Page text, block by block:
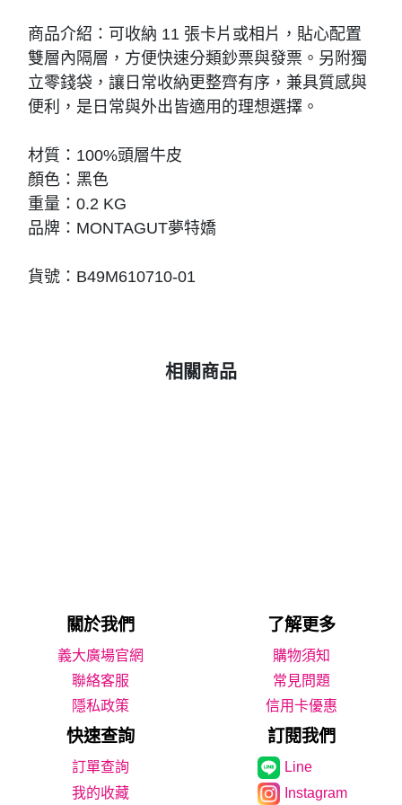
商品介紹：可收納 11 張卡片或相片，貼心配置
雙層內隔層，方便快速分類鈔票與發票。另附獨
立零錢袋，讓日常收納更整齊有序，兼具質感與
便利，是日常與外出皆適用的理想選擇。
材質：100%頭層牛皮
顏色：黑色
重量：0.2 KG
品牌：MONTAGUT夢特嬌
貨號：B49M610710-01
相關商品
關於我們 了解更多
義大廣場官網
購物須知
聯絡客服
常見問題
隱私政策
信用卡優惠
快速查詢 訂閱我們
Line
我的收藏
Instagram